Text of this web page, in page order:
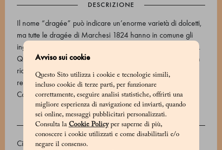
Avviso sui cookie
Questo Sito utilizza i cookie e tecnologie simili,
incluso cookie di terze parti, per funzionare
correttamente, eseguire analisi statistiche, offrirti una
migliore esperienza di navigazione ed inviarti, quando
sei online, messaggi pubblicitari personalizzati.
Consulta la Cookie Policyper saperne di più,
conoscere i cookie utilizzati e come disabilitarli e/o
negare il consenso.
DESCRIZIONE
Il nome “dragée” può indicare un’enorme varietà di dolcetti,
ma tutte le dragée di Marchesi 1824 hanno in comune gli
ingredienti di primissima qualità e il fatto di essere irresistibili.
Questi chicchi di caffè leggermente tostati sono rivestiti di un
ricco strato di cioccolato fondente, al latte e bianco per
regalarvi un momento di piacere.
Codice prodotto: 570666114_V
INGREDIENTI
Cioccolato bianco 33% (burro di cacao, latte intero in